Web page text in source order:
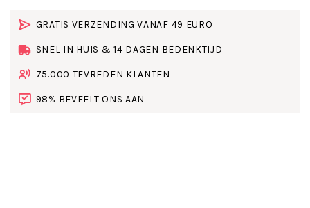
GRATIS VERZENDING VANAF 49 EURO
SNEL IN HUIS & 14 DAGEN BEDENKTIJD
75.000 TEVREDEN KLANTEN
98% BEVEELT ONS AAN